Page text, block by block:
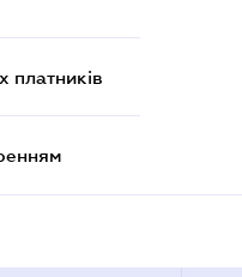
платників